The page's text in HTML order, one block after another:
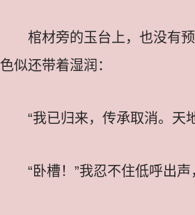
棺材旁的玉台上，也没有
色似还带着湿润：
“我已归来，传承取消。天
“卧槽！”我忍不住低呼出